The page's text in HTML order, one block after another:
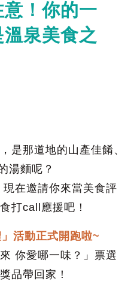
！你的一
泉美食之
是那道地的山產佳餚、
湯麵呢？
現在邀請你來當美食評
打call應援吧！
活動正式開跑啦~
你愛哪一味？」票選
品帶回家！